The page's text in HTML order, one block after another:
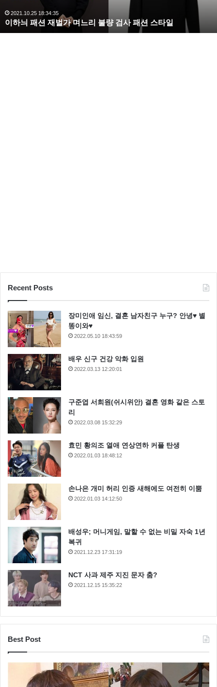
며
느
리
2021.10.25 18:34:35
이하늬 패션 재벌가 며느리 불량 검사 패션 스타일
Recent Posts
장미인애 임신, 결혼 남자친구 누구? 안녕♥ 별
똥이와♥
2022.05.10 18:43:59
배우 신구 건강 악화 입원
2022.03.13 12:20:01
구준엽 서희원(쉬시위안) 결혼 영화 같은 스토
리
2022.03.08 15:32:29
효민 황의조 열애 연상연하 커플 탄생
2022.01.03 18:48:12
손나은 개미 허리 인증 새해에도 여전히 이뿜
2022.01.03 14:12:50
배성우; 머니게임, 말할 수 없는 비밀 자숙 1년
복귀
2021.12.23 17:31:19
NCT 사과 제주 지진 문자 춤?
2021.12.15 15:35:22
Best Post